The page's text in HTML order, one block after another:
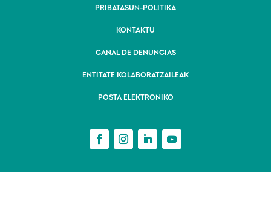
PRIBATASUN-POLITIKA
KONTAKTU
CANAL DE DENUNCIAS
ENTITATE KOLABORATZAILEAK
POSTA ELEKTRONIKO